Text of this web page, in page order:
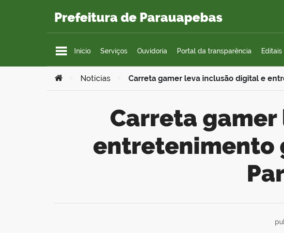
Prefeitura de Parauapebas
Início Serviços Ouvidoria Portal da transparência Editais
Você está aqui:
Notícias Carreta gamer leva inclusão digital e
Carreta gamer leva inclusão digital e
entretenimento